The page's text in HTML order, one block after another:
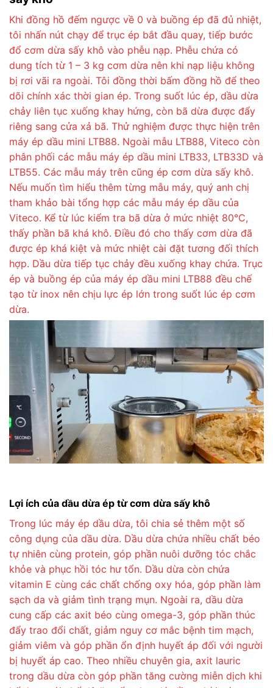
Khi đồng hồ đếm ngược về 0 và buồng ép đã đủ nhiệt,
tôi nhấn nút chạy để trục ép bắt đầu quay, tiếp bước
đổ cơm dừa sấy khô vào phễu nạp. Phễu chứa có
dung tích từ 1 – 3 kg cơm dừa nên khi nạp liệu không
bị rơi vãi ra ngoài. Tôi đồng thời bấm đồng hồ để theo
dõi chính xác thời gian ép. Trong suốt lúc ép, dầu dừa
chảy liên tục xuống khay hứng, còn bã dừa được đẩy
riêng sang cửa xả bã. Thử nghiệm được thực hiện trên
máy ép dầu mini LTB88. Ngoài mẫu LTB88, Viteco còn
phân phối các mẫu máy ép dầu mini LTB33, LTB33D và
LTB55. Các mẫu máy trên cũng ép cơm dừa sấy khô.
Nếu muốn tìm hiểu thêm từng mẫu máy, quý anh chị
tham khảo bài tổng hợp các mẫu máy ép dầu của
Viteco. Kể từ lúc kiểm tra bã dừa ở mức nhiệt 80°C,
thấy phần bã khá khô. Điều đó cho thấy cơm dừa đã
được ép khá kiệt và mức nhiệt cài đặt tương đối thích
hợp. Dầu dừa tiếp tục chảy đều xuống khay chứa. Trục
ép và buồng ép của máy ép dầu mini LTB88 đều chế
tạo từ inox nên chịu lực ép lớn trong suốt lúc ép cơm
dừa.
Lợi ích của dầu dừa ép từ cơm dừa sấy khô
Trong lúc máy ép dầu dừa, tôi chia sẻ thêm một số
công dụng của dầu dừa. Dầu dừa chứa nhiều chất béo
tự nhiên cùng protein, góp phần nuôi dưỡng tóc chắc
khỏe và phục hồi tóc hư tổn. Dầu dừa còn chứa
vitamin E cùng các chất chống oxy hóa, góp phần làm
sạch da và giảm tình trạng mụn. Ngoài ra, dầu dừa
cung cấp các axit béo cùng omega-3, góp phần thúc
đẩy trao đổi chất, giảm nguy cơ mắc bệnh tim mạch,
giảm viêm và góp phần ổn định huyết áp đối với người
bị huyết áp cao. Theo nhiều chuyên gia, axit lauric
trong dầu dừa còn góp phần tăng cường miễn dịch khi